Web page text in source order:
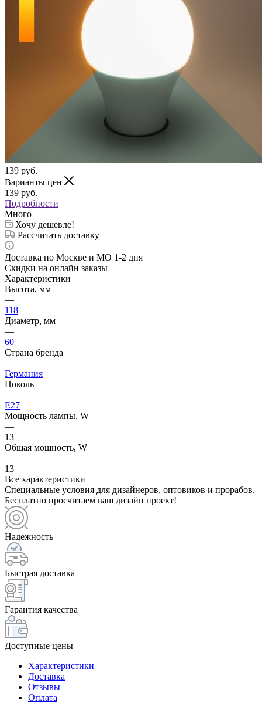
139 руб.
Варианты цен
139 руб.
Подробности
Много
Хочу дешевле!
Рассчитать доставку
Доставка по Москве и МО 1-2 дня
Скидки на онлайн заказы
Характеристики
Высота, мм
—
118
Диаметр, мм
—
60
Страна бренда
—
Германия
Цоколь
—
E27
Мощность лампы, W
—
13
Общая мощность, W
—
13
Все характеристики
Специальные условия для дизайнеров, оптовиков и прорабов.
Бесплатно просчитаем ваш дизайн проект!
Надежность
Быстрая доставка
Гарантия качества
Доступные цены
Характеристики
Доставка
Отзывы
Оплата